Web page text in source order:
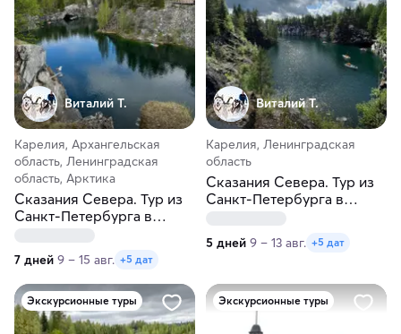
Виталий Т.
Карелия, Архангельская
область, Ленинградская
область, Арктика
Сказания Севера. Тур из
Санкт-Петербурга в
7 дней 9 – 15 авг. +5 дат
Виталий Т.
Карелия, Ленинградская
область
Сказания Севера. Тур из
Санкт-Петербурга в
5 дней 9 – 13 авг. +5 дат
Экскурсионные туры Экскурсионные туры